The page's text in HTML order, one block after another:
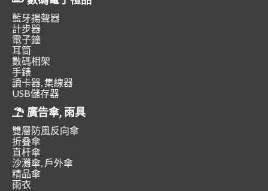
藍牙揚聲器
計步器
電子鐘
耳筒
數碼相架
手錶
讀卡器, 集線器
USB儲存器
廣告傘, 雨具
雙層防風反向傘
折叠傘
直杆傘
沙灘傘, 戶外傘
精品傘
雨衣